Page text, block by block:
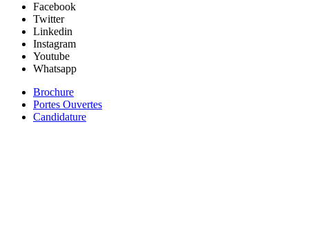
Facebook
Twitter
Linkedin
Instagram
Youtube
Whatsapp
Brochure
Portes Ouvertes
Candidature